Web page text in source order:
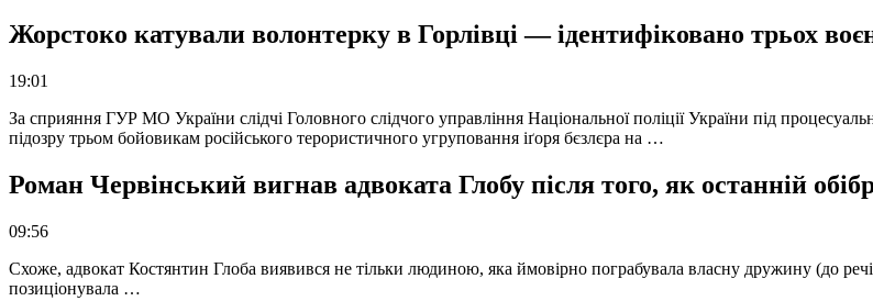
Жорстоко катували волонтерку в Горлівці — ідентифіковано трьох
19:01
За сприяння ГУР МО України слідчі Головного слідчого управління Національної поліції України під
підозру трьом бойовикам російського терористичного угруповання іґоря бєзлєра на …
Роман Червінський вигнав адвоката Глобу після того, як останній
09:56
Схоже, адвокат Костянтин Глоба виявився не тільки людиною, яка ймовірно пограбувала власну дружину (до
позиціонувала …